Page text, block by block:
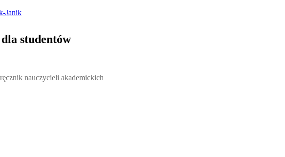
Janik
studentów
nauczycieli akademickich, Andrzej Rozmus - otwiera się w nowym oknie
nauczycieli akademickich